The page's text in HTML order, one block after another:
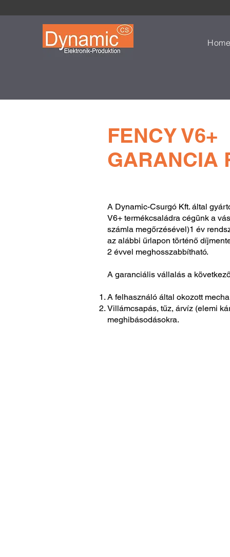
FENCY V6+
GARANCIA
A Dynamic-Csurgó Kft. által
V6+ termékcsaládra cégünk a
számla megőrzésével)1 év
az alábbi űrlapon történő
2 évvel meghosszabbítható.
A garanciális vállalás a
A felhasználó által okozott
Villámcsapás, tűz, árvíz (elemi
meghibásodásokra.